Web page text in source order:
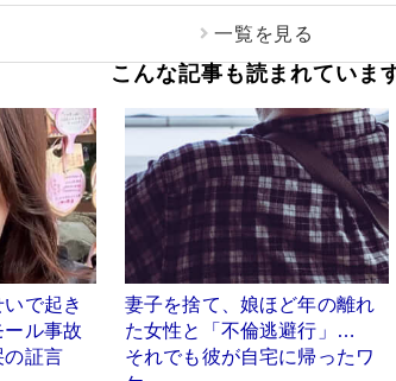
一覧を見る
こんな記事も読まれていま
いで起き
ル事故
の証言
妻子を捨て、娘ほど年の離れ
た女性と「不倫逃避行」…
それでも彼が自宅に帰ったワ